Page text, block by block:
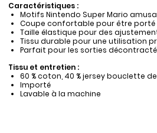
Caractéristiques :
Motifs Nintendo Super Mario
Coupe confortable pour être porté
Taille élastique pour des
Tissu durable pour une utilisation
Parfait pour les sorties
Tissu et entretien :
60 % coton, 40 % jersey bouclette
Importé
Lavable à la machine